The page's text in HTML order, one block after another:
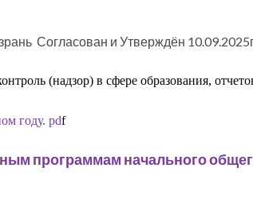
Согласован и Утверждён
(надзор) в сфере образования,
году. pdf
программам начального